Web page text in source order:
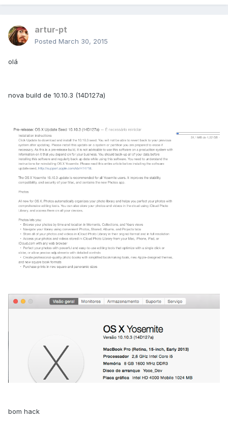
artur-pt
Posted March 30, 2015
olá
nova build de 10.10.3 (14D127a)
bom hack